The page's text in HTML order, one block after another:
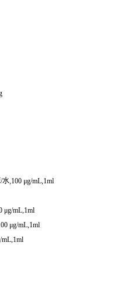
,100 μg/mL,1ml
μg/mL,1ml
μg/mL,1ml